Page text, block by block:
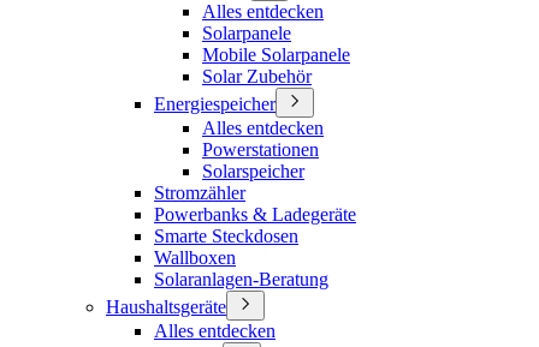
Alles entdecken
Solarpanele
Mobile Solarpanele
Solar Zubehör
Energiespeicher
Alles entdecken
Powerstationen
Solarspeicher
Stromzähler
Powerbanks & Ladegeräte
Smarte Steckdosen
Wallboxen
Solaranlagen-Beratung
Haushaltsgeräte
Alles entdecken